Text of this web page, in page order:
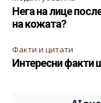
Нега на лице
на кожата?
Факти и цитати
Интересни факти